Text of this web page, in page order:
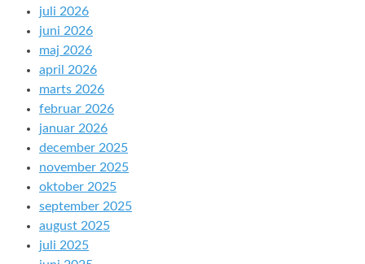
juli 2026
juni 2026
maj 2026
april 2026
marts 2026
februar 2026
januar 2026
december 2025
november 2025
oktober 2025
september 2025
august 2025
juli 2025